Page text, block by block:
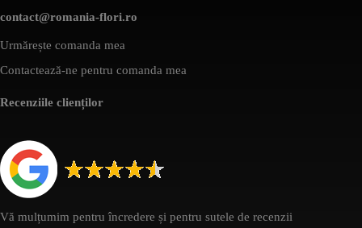
contact@romania-flori.ro
Urmărește comanda mea
Contactează-ne pentru comanda mea
Recenziile clienților
Vă mulțumim pentru încredere și pentru sutele de recenzii